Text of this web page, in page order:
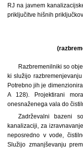
RJ na javnem
priključitve hišnih
Razbremenilniki so
ki služijo
Potrebno jih je
A 128). Projektirani
onesnaženega vala do
Zadrževalni bazeni
kanalizaciji, za
neposredno v vode,
Služijo zmanjševanju